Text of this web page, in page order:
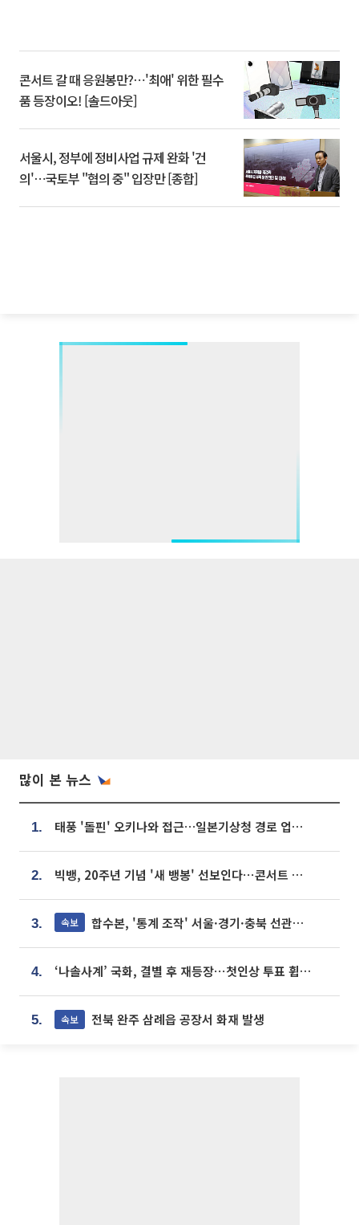
콘서트 갈 때 응원봉만?⋯'최애' 위한 필수
품 등장이오! [솔드아웃]
서울시, 정부에 정비사업 규제 완화 '건
의'⋯국토부 "협의 중" 입장만 [종합]
많이 본 뉴스
1. 태풍 '돌핀' 오키나와 접근…일본기상청 경로 업데이트
2. 빅뱅, 20주년 기념 '새 뱅봉' 선보인다⋯콘서트 앞두고 팝업 개최
3. 속보 합수본, '통계 조작' 서울·경기·충북 선관위 등 추가 압수수색
4. ‘나솔사계’ 국화, 결별 후 재등장⋯첫인상 투표 휩쓸고 ‘인기녀’ 등극
5. 속보 전북 완주 삼례읍 공장서 화재 발생